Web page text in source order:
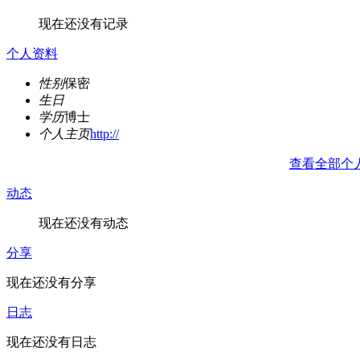
现在还没有记录
个人资料
性别保密
生日
学历博士
个人主页http://
查看全部个
动态
现在还没有动态
分享
现在还没有分享
日志
现在还没有日志